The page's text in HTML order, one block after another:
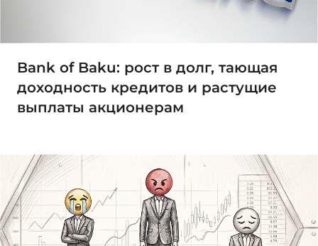
Bank of Baku: рост в долг, тающая
доходность кредитов и растущие
выплаты акционерам